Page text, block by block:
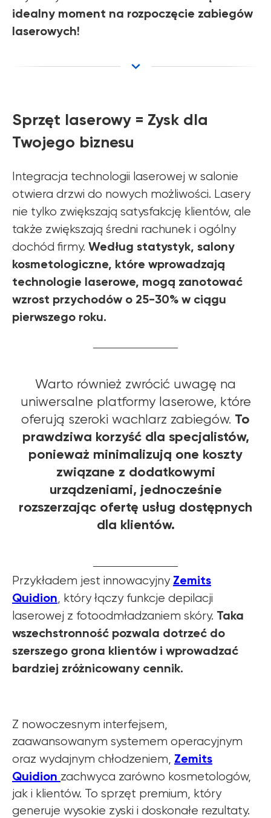
idealny moment na rozpoczęcie zabiegów
laserowych!
Sprzęt laserowy = Zysk dla
Twojego biznesu
Integracja technologii laserowej w salonie
otwiera drzwi do nowych możliwości. Lasery
nie tylko zwiększają satysfakcję klientów, ale
także zwiększają średni rachunek i ogólny
dochód firmy. Według statystyk, salony
kosmetologiczne, które wprowadzają
technologie laserowe, mogą zanotować
wzrost przychodów o 25-30% w ciągu
pierwszego roku.
Warto również zwrócić uwagę na
uniwersalne platformy laserowe, które
oferują szeroki wachlarz zabiegów. To
prawdziwa korzyść dla specjalistów,
ponieważ minimalizują one koszty
związane z dodatkowymi
urządzeniami, jednocześnie
rozszerzając ofertę usług dostępnych
dla klientów.
Przykładem jest innowacyjny Zemits
Quidion, który łączy funkcje depilacji
laserowej z fotoodmładzaniem skóry. Taka
wszechstronność pozwala dotrzeć do
szerszego grona klientów i wprowadzać
bardziej zróżnicowany cennik.
Z nowoczesnym interfejsem,
zaawansowanym systemem operacyjnym
oraz wydajnym chłodzeniem, Zemits
Quidion zachwyca zarówno kosmetologów,
jak i klientów. To sprzęt premium, który
generuje wysokie zyski i doskonałe rezultaty.